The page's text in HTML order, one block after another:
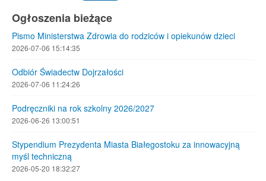
Ogłoszenia bieżące
Pismo Ministerstwa Zdrowia do rodziców i opiekunów dzieci
2026-07-06 15:14:35
Odbiór Świadectw Dojrzałości
2026-07-06 11:24:26
Podręczniki na rok szkolny 2026/2027
2026-06-26 13:00:51
Stypendium Prezydenta Miasta Białegostoku za innowacyjną
myśl techniczną
2026-05-20 18:32:27